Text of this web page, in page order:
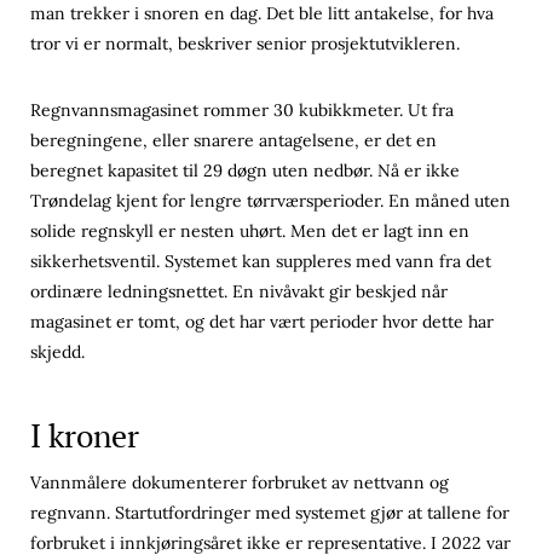
man trekker i snoren en dag. Det ble litt antakelse, for hva
tror vi er normalt, beskriver senior prosjektutvikleren.
Regnvannsmagasinet rommer 30 kubikkmeter. Ut fra
beregningene, eller snarere antagelsene, er det en
beregnet kapasitet til 29 døgn uten nedbør. Nå er ikke
Trøndelag kjent for lengre tørrværsperioder. En måned uten
solide regnskyll er nesten uhørt. Men det er lagt inn en
sikkerhetsventil. Systemet kan suppleres med vann fra det
ordinære ledningsnettet. En nivåvakt gir beskjed når
magasinet er tomt, og det har vært perioder hvor dette har
skjedd.
I kroner
Vannmålere dokumenterer forbruket av nettvann og
regnvann. Startutfordringer med systemet gjør at tallene for
forbruket i innkjøringsåret ikke er representative. I 2022 var